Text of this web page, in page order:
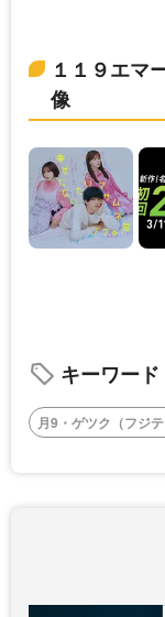
１１９エマ
像
キーワード
月9・ゲツク（フジテ